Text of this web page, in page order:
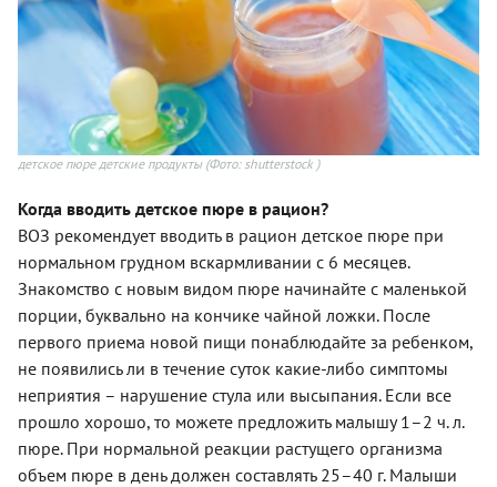
детское пюре детские продукты(Фото: shutterstock )
Когда вводить детское пюре в рацион?
ВОЗ рекомендует вводить в рацион детское пюре при
нормальном грудном вскармливании с 6 месяцев.
Знакомство с новым видом пюре начинайте с маленькой
порции, буквально на кончике чайной ложки. После
первого приема новой пищи понаблюдайте за ребенком,
не появились ли в течение суток какие-либо симптомы
неприятия – нарушение стула или высыпания. Если все
прошло хорошо, то можете предложить малышу 1–2 ч. л.
пюре. При нормальной реакции растущего организма
объем пюре в день должен составлять 25–40 г. Малыши